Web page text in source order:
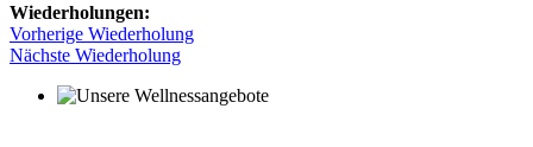
Wiederholungen:
Vorherige Wiederholung
Nächste Wiederholung